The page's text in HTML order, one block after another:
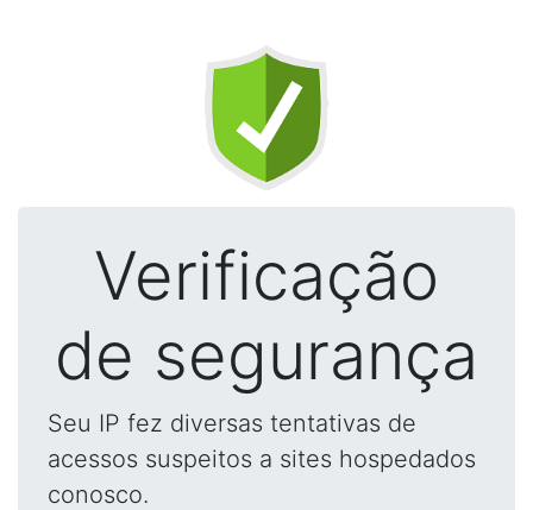
Verificação
de segurança
Seu IP fez diversas tentativas de
acessos suspeitos a sites hospedados
conosco.